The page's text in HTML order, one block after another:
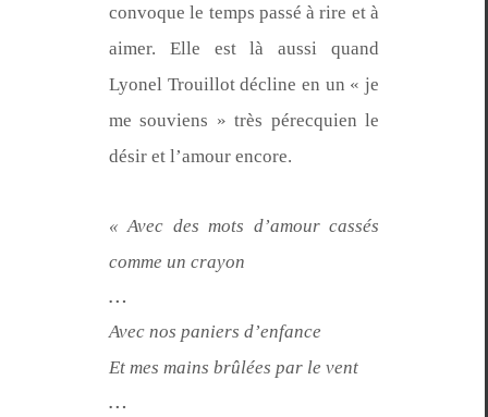
con­voque le temps passé à rire et à
aimer. Elle est là aus­si quand
Lyonel Trouil­lot décline en un « je
me sou­viens » très pérec­quien le
désir et l’amour encore.
« Avec des mots d’amour cassés
comme un crayon
…
Avec nos paniers d’enfance
Et mes mains brûlées par le vent
…